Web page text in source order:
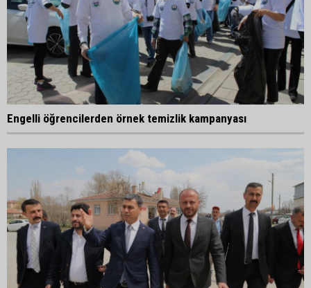
Engelli öğrencilerden örnek temizlik kampanyası